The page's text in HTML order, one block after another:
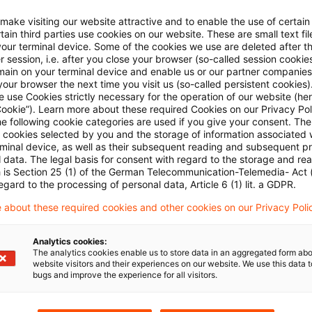
es der delegierte Rechtsakt vor – in Kraft zu treten.
Rechtsakts ist davon auszugehen, dass
Anwendung finden kann,
grundsätzlich ein Risiko für eine Anwendung
birgt.
Einspruchsfrist birgt für Unternehmen
der Europäischen Kommission vorgesehenen
Das Inkrafttreten der Vereinfachungen hängt
Europäische Parlament oder den Rat der EU
zudem noch eine Unsicherheit über den Zeitpunkt
ist zu hoffen, dass die weiteren Schritte
um Unternehmen schnellstmöglich eine größere
visiting our website attractive and to enable the use of
third parties use cookies on our website. These are small text
terminal device. Some of the cookies we use are deleted after
session, i.e. after you close your browser (so-called session
on your terminal device and enable us or our partner
browser the next time you visit us (so-called persistent
use Cookies strictly necessary for the operation of our website
Learn more about these required Cookies on our Privacy
following cookie categories are used if you give your consent.
cookies selected by you and the storage of information associated
device, as well as their subsequent reading and subsequent
data. The legal basis for consent with regard to the storage and
is Section 25 (1) of the German Telecommunication-Telemedia- Act
to the processing of personal data, Article 6 (1) lit. a GDPR.
about these required cookies and other cookies on our Privacy
Analytics cookies:
The analytics cookies enable us to store data in an aggregated form
website visitors and their experiences on our website. We use this data
bugs and improve the experience for all visitors.